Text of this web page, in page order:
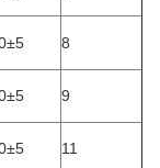
8
9
11